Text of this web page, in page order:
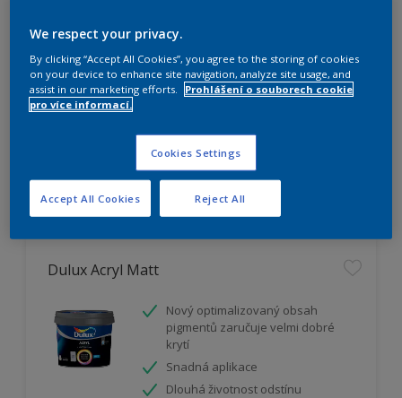
Omyvatelný
Vysoká otěruodolnost
Extrémní vydatnost
Dulux Acryl Matt
Nový optimalizovaný obsah
pigmentů zaručuje velmi dobré
krytí
Snadná aplikace
Dlouhá životnost odstínu
We respect your privacy.
By clicking “Accept All Cookies”, you agree to the storing of cookies
on your device to enhance site navigation, analyze site usage, and
assist in our marketing efforts.
Prohlášení o souborech cookie
pro více informací.
Cookies Settings
Reject All
Accept All Cookies